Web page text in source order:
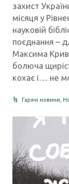
захист
місяця у
науковій
поєднання –
Максима
болюча
кохає і… не
Гарячі новини ,